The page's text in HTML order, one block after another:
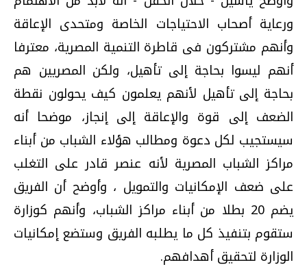
ورعاية أصحاب الاحتياجات الخاصة ومتحدى الإعاقة
وأنهم مشتركون فى قاطرة التنمية المصرية، معترفا
أنهم ليسوا بحاجة إلى تأهيل، ولكن المصريين هم
بحاجة إلى تأهيل لأنهم يعلمون كيف يحولون نقطة
الضعف إلى قوة والإعاقة إلى إنجاز، موضحا أنه
سيستجيب لكل دعوة ومطالب هؤلاء الشباب من أبناء
مراكز الشباب المصرية لأنه عنصر قادر على التغلب
على ضعف الإمكانيات والتمويل ، وأوضح أن الفريق
يضم 20 بطلا من أبناء مراكز الشباب، وأنهم كوزارة
ستقوم بتنفيذ كل ما يطلبه الفريق وستضع إمكانيات
الوزارة لتحقيق أهدافهم.